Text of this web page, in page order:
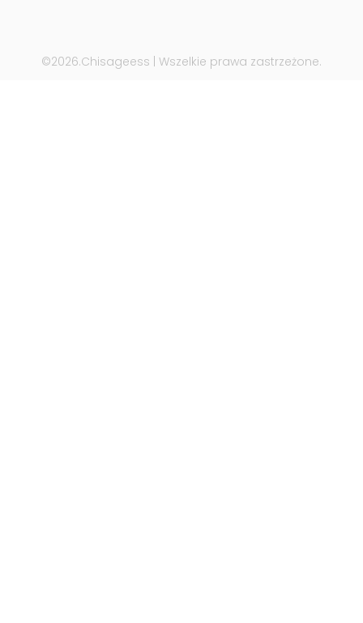
©2026.Chisageess | Wszelkie prawa zastrzeżone.